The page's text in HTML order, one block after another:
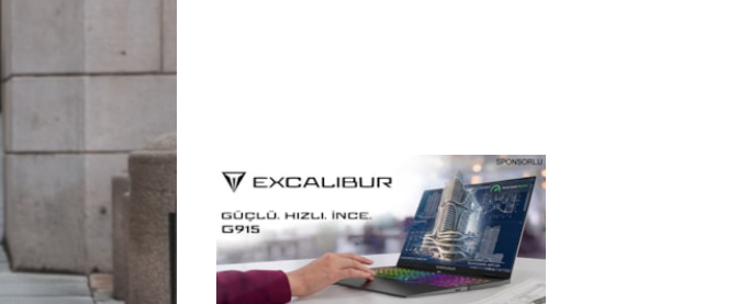
önemli bir artış
Ana Bilim Dalı
acillerde oluşacak
hastalıklardan
mesafe ve